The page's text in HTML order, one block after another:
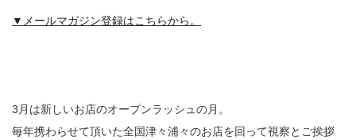
▼メールマガジン登録はこちらから。
3月は新しいお店のオープンラッシュの月。
毎年携わらせて頂いた全国津々浦々のお店を回って視察とご挨拶